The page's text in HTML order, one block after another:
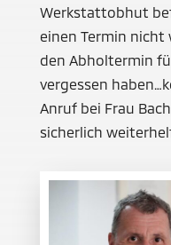
Werkstattobhut
einen Termin nicht
den Abholtermin
vergessen
Anruf bei Frau
sicherlich